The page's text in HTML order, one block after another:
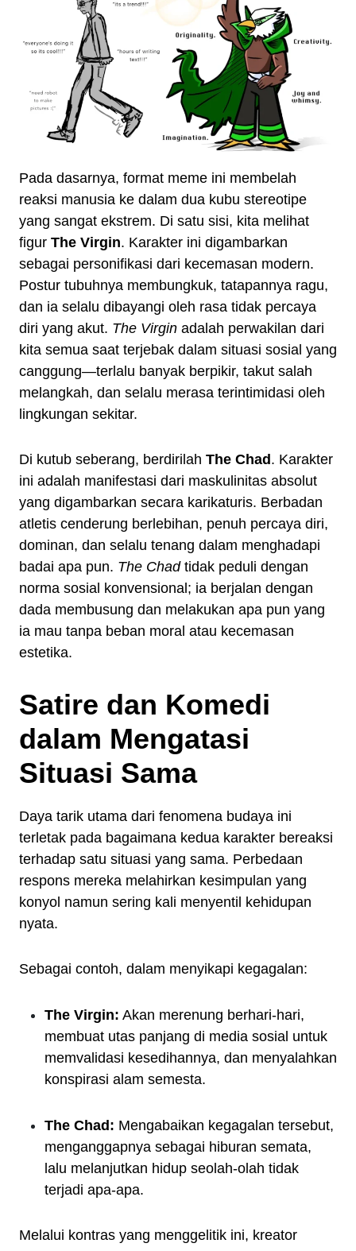
Pada dasarnya, format meme ini membelah
reaksi manusia ke dalam dua kubu stereotipe
yang sangat ekstrem. Di satu sisi, kita melihat
figur The Virgin. Karakter ini digambarkan
sebagai personifikasi dari kecemasan modern.
Postur tubuhnya membungkuk, tatapannya ragu,
dan ia selalu dibayangi oleh rasa tidak percaya
diri yang akut. The Virgin adalah perwakilan dari
kita semua saat terjebak dalam situasi sosial yang
canggung—terlalu banyak berpikir, takut salah
melangkah, dan selalu merasa terintimidasi oleh
lingkungan sekitar.
Di kutub seberang, berdirilah The Chad. Karakter
ini adalah manifestasi dari maskulinitas absolut
yang digambarkan secara karikaturis. Berbadan
atletis cenderung berlebihan, penuh percaya diri,
dominan, dan selalu tenang dalam menghadapi
badai apa pun. The Chadtidak peduli dengan
norma sosial konvensional; ia berjalan dengan
dada membusung dan melakukan apa pun yang
ia mau tanpa beban moral atau kecemasan
estetika.
Satire dan Komedi
dalam Mengatasi
Situasi Sama
Daya tarik utama dari fenomena budaya ini
terletak pada bagaimana kedua karakter bereaksi
terhadap satu situasi yang sama. Perbedaan
respons mereka melahirkan kesimpulan yang
konyol namun sering kali menyentil kehidupan
nyata.
Sebagai contoh, dalam menyikapi kegagalan:
The Virgin: Akan merenung berhari-hari,
membuat utas panjang di media sosial untuk
memvalidasi kesedihannya, dan menyalahkan
konspirasi alam semesta.
The Chad: Mengabaikan kegagalan tersebut,
menganggapnya sebagai hiburan semata,
lalu melanjutkan hidup seolah-olah tidak
terjadi apa-apa.
Melalui kontras yang menggelitik ini, kreator